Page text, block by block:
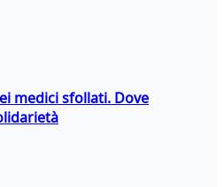
medici sfollati. Dove